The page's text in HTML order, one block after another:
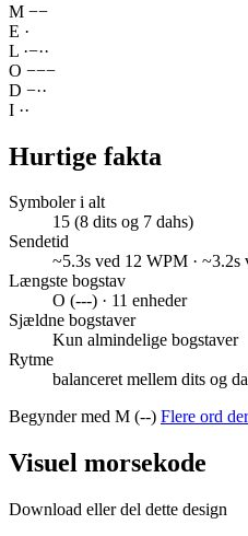
M −−
E ·
L ·−··
O −−−
D −··
I ··
Hurtige fakta
Symboler i alt
15 (8 dits og 7 dahs)
Sendetid
~5.3s ved 12 WPM · ~3.2s
Længste bogstav
O (---) · 11 enheder
Sjældne bogstaver
Kun almindelige bogstaver
Rytme
balanceret mellem dits og
Begynder med M (--) Flere ord
Visuel morsekode
Download eller del dette design